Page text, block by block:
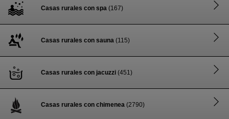
Casas rurales con spa (167)
Casas rurales con sauna (115)
Casas rurales con jacuzzi (451)
Casas rurales con chimenea (2790)